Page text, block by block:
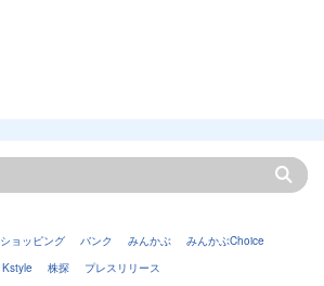
ショッピング バンク みんかぶ
みんかぶChoice
Kstyle
株探 プレスリリース